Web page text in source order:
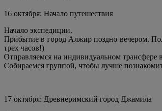
16 октября: Начало путешествия
Начало экспедиции.
Прибытие в город Алжир поздно вечером.
трех часов!)
Отправляемся на индивидуальном трансфере
Собираемся группой, чтобы лучше
17 октября: Древнеримский город Джамила